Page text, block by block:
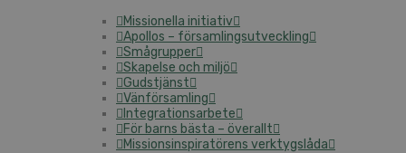
Missionella initiativ
Apollos – församlingsutveckling
Smågrupper
Skapelse och miljö
Gudstjänst
Vänförsamling
Integrationsarbete
För barns bästa – överallt
Missionsinspiratörens verktygslåda